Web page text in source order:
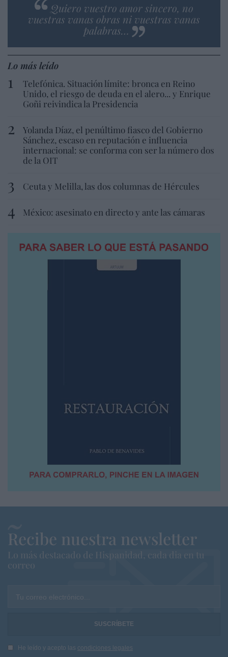
Quiero vuestro amor sincero, no
vuestras vanas obras ni vuestras vanas
palabras…
Lo más leído
Telefónica. Situación límite: bronca en Reino
Unido, el riesgo de deuda en el alero... y Enrique
Goñi reivindica la Presidencia
Yolanda Díaz, el penúltimo fiasco del Gobierno
Sánchez, escaso en reputación e influencia
internacional: se conforma con ser la número dos
de la OIT
Ceuta y Melilla, las dos columnas de Hércules
México: asesinato en directo y ante las cámaras
Recibe nuestra newsletter
Lo más destacado de Hispanidad, cada dia en tu
correo
Tu correo electrónico...
He leído y acepto las condiciones legales